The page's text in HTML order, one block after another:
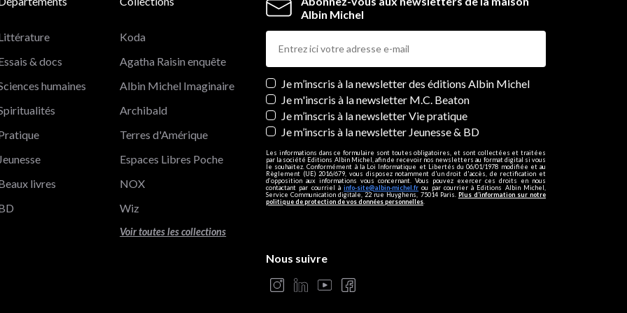
Albin Michel
Newsletters
Je m’inscris à la newsletter des éditions Albin Michel
Je m'inscris à la newsletter M.C. Beaton
Je m’inscris à la newsletter Vie pratique
Je m’inscris à la newsletter Jeunesse & BD
Les informations dans ce formulaire sont toutes obligatoires, et sont collectées et traitées
par la société Editions Albin Michel, afin de recevoir nos newsletters au format digital si vous
le souhaitez. Conformément à la Loi Informatique et Libertés du 06/01/1978 modifiée et au
Règlement (UE) 2016/679, vous disposez notamment d'un droit d'accès, de rectification et
d’opposition aux informations vous concernant. Vous pouvez exercer ces droits en nous
contactant par courriel àinfo-site@albin-michel.fr ou par courrier à Editions Albin Michel,
Service Communication digitale, 22 rue Huyghens, 75014 Paris. Plus d’information sur notre
politique de protection de vos données personnelles
& docs
humaines
Jeunesse
livres
Koda
Agatha Raisin enquête
Albin Michel Imaginaire
Archibald
Terres d'Amérique
Espaces Libres Poche
NOX
Wiz
Voir toutes les collections
Nous suivre